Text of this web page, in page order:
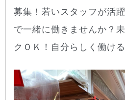
募集！若いスタッフが活
で一緒に働きませんか？
クＯＫ！自分らしく働け